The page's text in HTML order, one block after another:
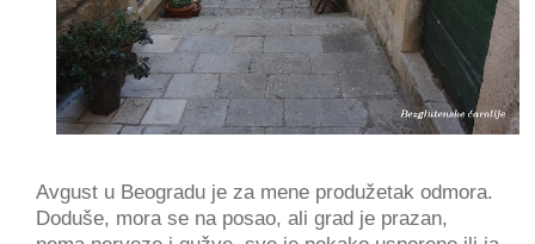
Avgust u Beogradu je za mene produžetak odmora.
Doduše, mora se na posao, ali grad je prazan,